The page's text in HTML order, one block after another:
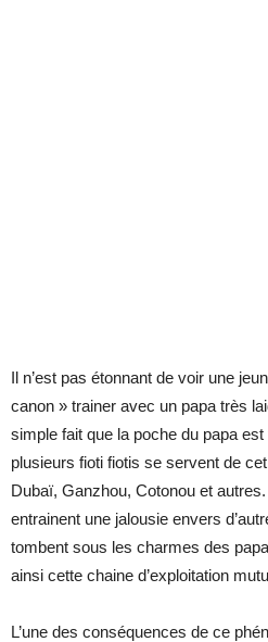
Il n’est pas étonnant de voir une
canon » trainer avec un papa très
simple fait que la poche du papa
plusieurs fioti fiotis se servent de
Dubaï, Ganzhou, Cotonou et
entrainent une jalousie envers
tombent sous les charmes des
ainsi cette chaine d’exploitation
L’une des conséquences de ce